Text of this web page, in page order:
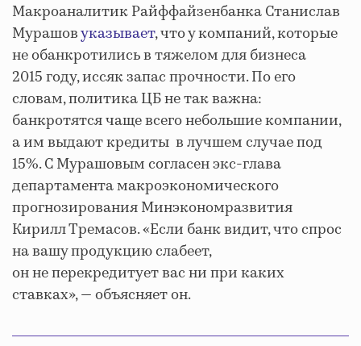
Макроаналитик Райффайзенбанка Станислав
Мурашовуказывает, что у компаний, которые
не обанкротились в тяжелом для бизнеса
2015 году, иссяк запас прочности. По его
словам, политика ЦБ не так важна:
банкротятся чаще всего небольшие компании,
а им выдают кредиты в лучшем случае под
15%. С Мурашовым согласен экс-глава
департамента макроэкономического
прогнозирования Минэкономразвития
Кирилл Тремасов. «Если банк видит, что спрос
на вашу продукцию слабеет,
он не перекредитует вас ни при каких
ставках», — объясняет он.